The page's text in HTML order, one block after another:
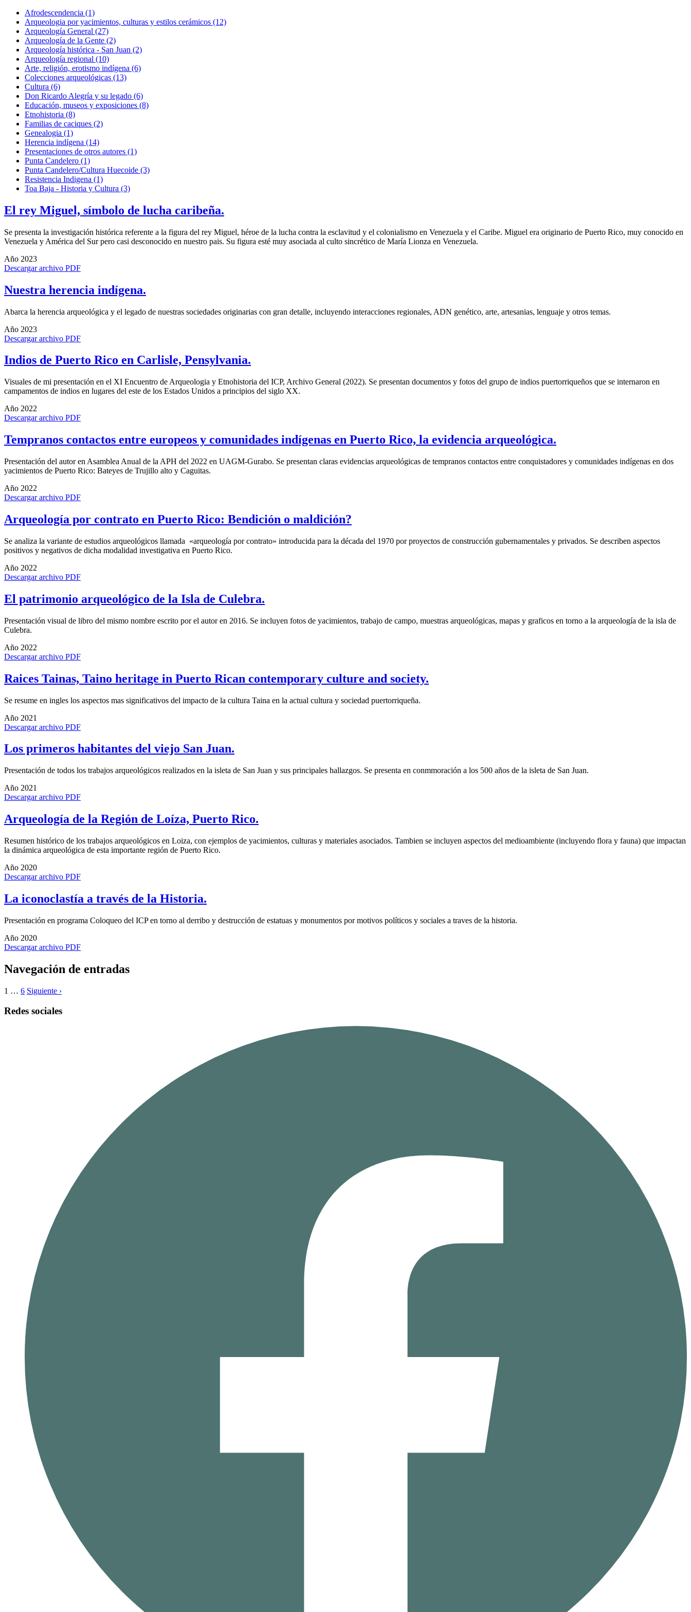
Afrodescendencia (1)
Arqueologia por yacimientos, culturas y estilos cerámicos (12)
Arqueología General (27)
Arqueología de la Gente (2)
Arqueología histórica - San Juan (2)
Arqueología regional (10)
Arte, religión, erotismo indígena (6)
Colecciones arqueológicas (13)
Cultura (6)
Don Ricardo Alegría y su legado (6)
Educación, museos y exposiciones (8)
Etnohistoria (8)
Familias de caciques (2)
Genealogia (1)
Herencia indígena (14)
Presentaciones de otros autores (1)
Punta Candelero (1)
Punta Candelero/Cultura Huecoide (3)
Resistencia Indigena (1)
Toa Baja - Historia y Cultura (3)
El rey Miguel, símbolo de lucha caribeña.
Se presenta la investigación histórica referente a la figura del rey Miguel, héroe de la lucha contra la esclavitud y el colonialismo en Venezuela y el Caribe. Miguel era originario de Puerto Rico, muy conocido en
Venezuela y América del Sur pero casi desconocido en nuestro pais. Su figura esté muy asociada al culto sincrético de María Lionza en Venezuela.
Año 2023
Descargar archivo PDF
Nuestra herencia indígena.
Abarca la herencia arqueológica y el legado de nuestras sociedades originarias con gran detalle, incluyendo interacciones regionales, ADN genético, arte, artesanias, lenguaje y otros temas.
Año 2023
Descargar archivo PDF
Indios de Puerto Rico en Carlisle, Pensylvania.
Visuales de mi presentación en el XI Encuentro de Arqueologia y Etnohistoria del ICP, Archivo General (2022). Se presentan documentos y fotos del grupo de indios puertorriqueños que se internaron en
campamentos de indios en lugares del este de los Estados Unidos a principios del siglo XX.
Año 2022
Descargar archivo PDF
Tempranos contactos entre europeos y comunidades indígenas en Puerto Rico, la evidencia arqueológica.
Presentación del autor en Asamblea Anual de la APH del 2022 en UAGM-Gurabo. Se presentan claras evidencias arqueológicas de tempranos contactos entre conquistadores y comunidades indígenas en dos
yacimientos de Puerto Rico: Bateyes de Trujillo alto y Caguitas.
Año 2022
Descargar archivo PDF
Arqueología por contrato en Puerto Rico: Bendición o maldición?
Se analiza la variante de estudios arqueológicos llamada «arqueología por contrato» introducida para la década del 1970 por proyectos de construcción gubernamentales y privados. Se describen aspectos
positivos y negativos de dicha modalidad investigativa en Puerto Rico.
Año 2022
Descargar archivo PDF
El patrimonio arqueológico de la Isla de Culebra.
Presentación visual de libro del mismo nombre escrito por el autor en 2016. Se incluyen fotos de yacimientos, trabajo de campo, muestras arqueológicas, mapas y graficos en torno a la arqueología de la isla de
Culebra.
Año 2022
Descargar archivo PDF
Raices Tainas, Taino heritage in Puerto Rican contemporary culture and society.
Se resume en ingles los aspectos mas significativos del impacto de la cultura Taina en la actual cultura y sociedad puertorriqueña.
Año 2021
Descargar archivo PDF
Los primeros habitantes del viejo San Juan.
Presentación de todos los trabajos arqueológicos realizados en la isleta de San Juan y sus principales hallazgos. Se presenta en conmmoración a los 500 años de la isleta de San Juan.
Año 2021
Descargar archivo PDF
Arqueología de la Región de Loíza, Puerto Rico.
Resumen histórico de los trabajos arqueológicos en Loiza, con ejemplos de yacimientos, culturas y materiales asociados. Tambien se incluyen aspectos del medioambiente (incluyendo flora y fauna) que impactan
la dinámica arqueológica de esta importante región de Puerto Rico.
Año 2020
Descargar archivo PDF
La iconoclastía a través de la Historia.
Presentación en programa Coloqueo del ICP en torno al derribo y destrucción de estatuas y monumentos por motivos políticos y sociales a traves de la historia.
Año 2020
Descargar archivo PDF
Navegación de entradas
1 … 6 Siguiente ›
Redes sociales